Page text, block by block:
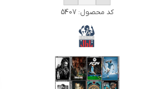
کد محصول:5407